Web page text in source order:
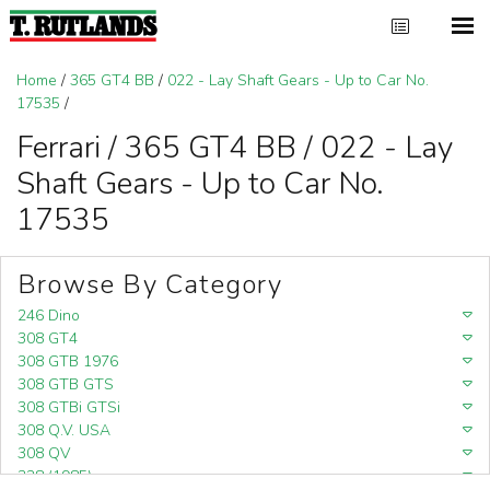
Home / 365 GT4 BB / 022 - Lay Shaft Gears - Up to Car No.
17535 /
Ferrari / 365 GT4 BB / 022 - Lay
Shaft Gears - Up to Car No.
17535
Browse By Category
246 Dino
308 GT4
308 GTB 1976
308 GTB GTS
308 GTBi GTSi
308 Q.V. USA
308 QV
328 (1985)